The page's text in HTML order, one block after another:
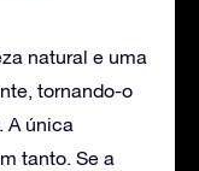
natural e uma
tornando-o
A única
tanto. Se a